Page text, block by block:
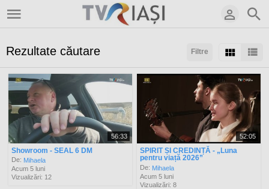
Filtre
Rezultate căutare
Sortaţi după:
Arată:
Rezultate/pagină:
56:33
Showroom - SEAL 6 DM
De: Mihaela
Acum 5 luni
Vizualizări: 12
52:05
SPIRIT ȘI CREDINȚĂ - „Luna
pentru viață 2026”
De: Mihaela
Acum 5 luni
Vizualizări: 8